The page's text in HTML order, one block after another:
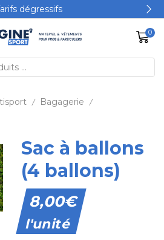
dégressifs
0
/ Bagagerie /
Sac à ballons
(4 ballons)
8,00€
l'unité